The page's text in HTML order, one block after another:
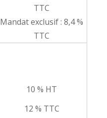
TTC
Mandat exclusif : 8,4 %
TTC
10 % HT
12 % TTC